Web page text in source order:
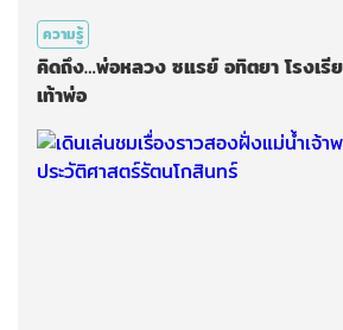
ความรู้
คิดถึง…พ่อหลวง ซแรย์ อทิตยา โรงเรี
เท้าพ่อ